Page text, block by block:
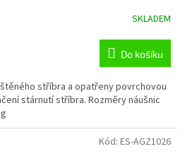
R
M
A
SKLADEM
Do košíku
stříbra a opatřeny povrchovou
stárnutí stříbra. Rozměry náušnic
Kód: ES-AGZ1026